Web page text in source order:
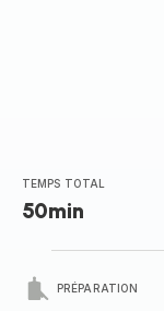
TEMPS TOTAL
50min
PRÉPARATION